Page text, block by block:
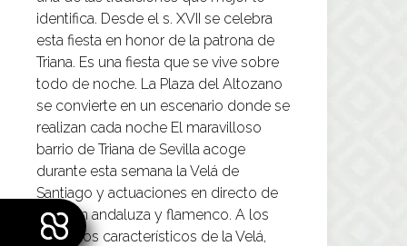
identifica. Desde el s. XVII se celebra
esta fiesta en honor de la patrona de
Triana. Es una fiesta que se vive sobre
todo de noche. La Plaza del Altozano
se convierte en un escenario donde se
realizan cada noche El maravilloso
barrio de Triana de Sevilla acoge
durante esta semana la Velá de
Santiago y actuaciones en directo de
canción andaluza y flamenco. A los
atractivos característicos de la Velá,